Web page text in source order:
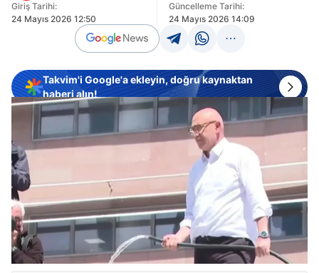
Giriş Tarihi:
24 Mayıs 2026 12:50
Güncelleme Tarihi:
24 Mayıs 2026 14:09
Takvim'i Google'a ekleyin, doğru kaynaktan
haberi alın!